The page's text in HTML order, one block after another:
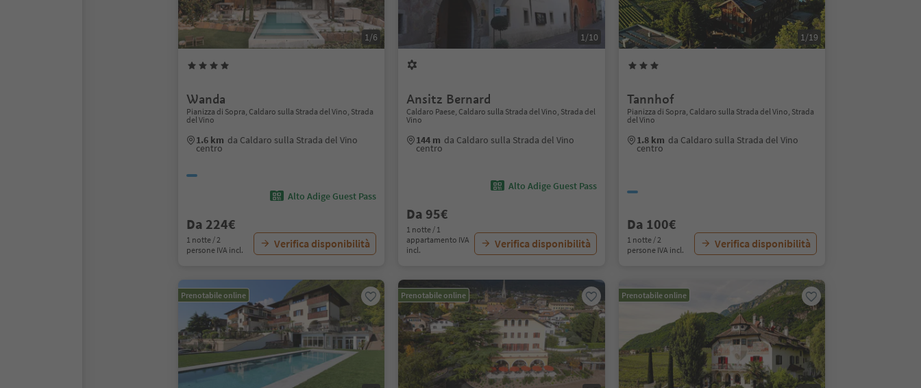
1/6
Wanda
Pianizza di Sopra, Caldaro sulla Strada del Vino, Strada
del Vino
1.6 km da Caldaro sulla Strada del Vino
centro
Alto Adige Guest Pass
Da 224€
1 notte / 2
persone IVA incl.
Verifica disponibilità
1/10
Ansitz Bernard
Caldaro Paese, Caldaro sulla Strada del Vino, Strada del
Vino
144 m da Caldaro sulla Strada del Vino
centro
Alto Adige Guest Pass
Da 95€
1 notte / 1
appartamento IVA
incl.
Verifica disponibilità
1/19
Tannhof
Pianizza di Sopra, Caldaro sulla Strada del Vino, Strada
del Vino
1.8 km da Caldaro sulla Strada del Vino
centro
Da 100€
1 notte / 2
persone IVA incl.
Verifica disponibilità
Prenotabile online Prenotabile online Prenotabile online